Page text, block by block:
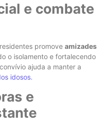
e combate
promove amizades
o isolamento e fortalecendo
ajuda a manter a
idosos.
e